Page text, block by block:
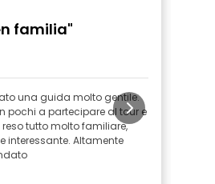
familia"
una guida molto gentile.
pochi a partecipare al tour e
tutto molto familiare,
interessante. Altamente